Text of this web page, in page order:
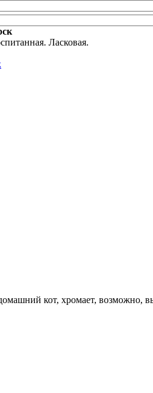
Ласковая.
кот, хромает, возможно,